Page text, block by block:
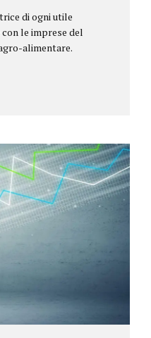
di ogni utile
le imprese del
alimentare.